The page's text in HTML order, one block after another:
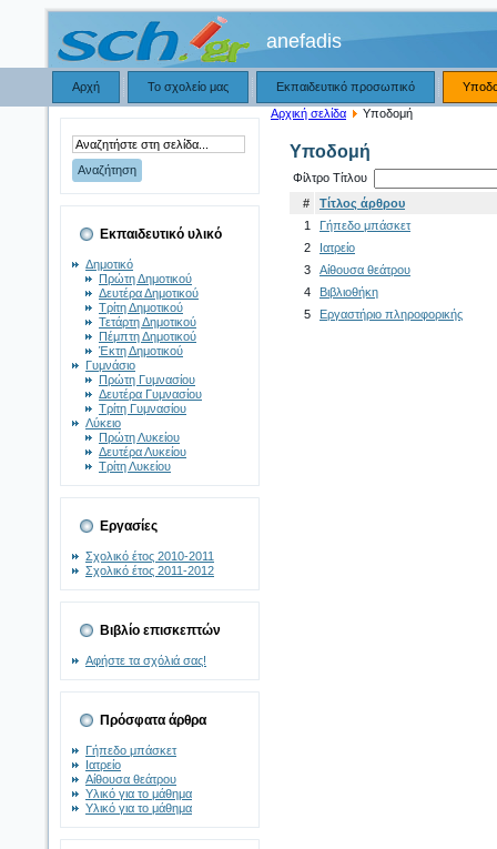
anefadis
Αρχή Το σχολείο μας Εκπαιδευτικό προσωπικό
Εκπαιδευτικό υλικό
Δημοτικό
Πρώτη Δημοτικού
Δευτέρα Δημοτικού
Τρίτη Δημοτικού
Τετάρτη Δημοτικού
Πέμπτη Δημοτικού
Έκτη Δημοτικού
Γυμνάσιο
Πρώτη Γυμνασίου
Δευτέρα Γυμνασίου
Τρίτη Γυμνασίου
Λύκειο
Πρώτη Λυκείου
Δευτέρα Λυκείου
Τρίτη Λυκείου
Εργασίες
Σχολικό έτος 2010-2011
Σχολικό έτος 2011-2012
Βιβλίο επισκεπτών
Αφήστε τα σχόλιά σας!
Πρόσφατα άρθρα
Γήπεδο μπάσκετ
Ιατρείο
Αίθουσα θεάτρου
Υλικό για το μάθημα
Υλικό για το μάθημα
Αρχική σελίδα Υποδομή
Υποδομή
Φίλτρο Τίτλου
#
Τίτλος άρθρου
1
Γήπεδο μπάσκετ
2
Ιατρείο
3
Αίθουσα θεάτρου
4
Βιβλιοθήκη
5
Εργαστήριο πληροφορικής